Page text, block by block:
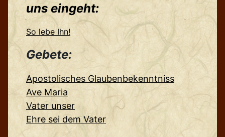
uns eingeht:
So lebe Ihn!
Gebete:
Apostolisches Glaubenbekenntniss
Ave Maria
Vater unser
Ehre sei dem Vater